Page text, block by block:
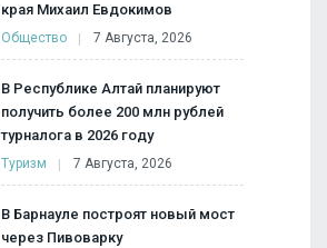
края Михаил Евдокимов
Общество 7 Августа, 2026
В Республике Алтай планируют
получить более 200 млн рублей
турналога в 2026 году
Туризм 7 Августа, 2026
В Барнауле построят новый мост
через Пивоварку